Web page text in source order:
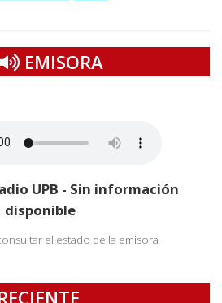
EMISORA
UPB - Sin información
disponible
el estado de la emisora